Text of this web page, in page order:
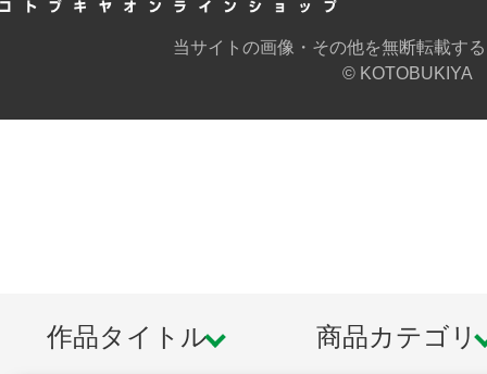
当サイトの画像・その他を無断転載す
© KOTOBUKIYA
作品タイトル 商品カテゴリ